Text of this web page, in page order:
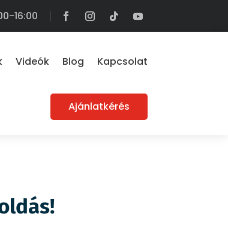
16:00
Videók Blog Kapcsolat
Ajánlatkérés